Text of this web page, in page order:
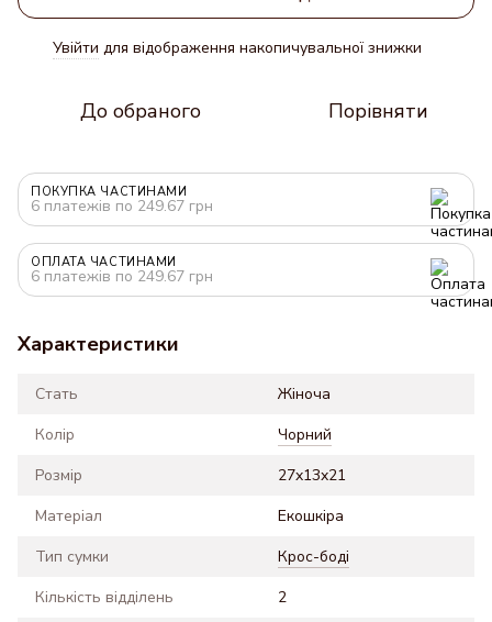
Увійти для відображення накопичувальної знижки
До обраного Порівняти
ПОКУПКА ЧАСТИНАМИ
6 платежів по 249.67 грн
ОПЛАТА ЧАСТИНАМИ
6 платежів по 249.67 грн
Характеристики
Стать
Жіноча
Колір
Чорний
Розмір
27x13x21
Матеріал
Екошкіра
Тип сумки
Крос-боді
Кількість відділень
2